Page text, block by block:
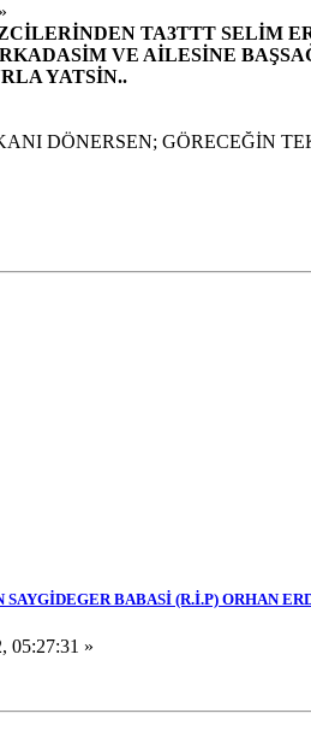
TA3TTT SELİM
VE AİLESİNE
YATSİN..
DÖNERSEN; GÖRECEĞİN
BABASİ (R.İ.P) ORHAN
05:27:31 »